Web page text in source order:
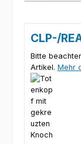
CLP-/
Bitte
Artikel. Mehr